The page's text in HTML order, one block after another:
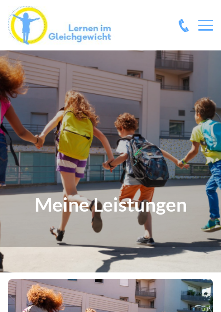
Meine Leistungen